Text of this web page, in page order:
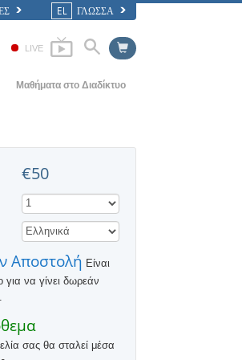
EL ΓΛΩΣΣΑ
LIVE
Βιβλία
Διαλέξεις
Μαθήματα στο Διαδίκτυο
ΤΗΣ ΥΠΑΡΞΗΣ
ΤΗΣ ΚΑΤΑΝΟΗΣΗΣ
ΕΠΙΚΙΝΔΥΝΟ
ΒΛΑΒΕΣ
ΚΑΙ ΤΙΜΙΟΤΗΤΑ
ΤΩΝ
€50
Αποστολή Είναι
για να γίνει δωρεάν
σας θα σταλεί μέσα